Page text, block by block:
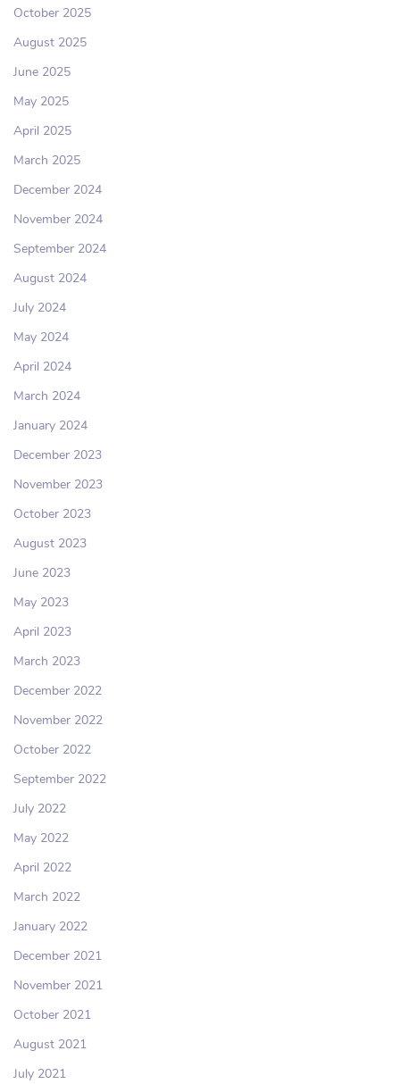
October 2025
August 2025
June 2025
May 2025
April 2025
March 2025
December 2024
November 2024
September 2024
August 2024
July 2024
May 2024
April 2024
March 2024
January 2024
December 2023
November 2023
October 2023
August 2023
June 2023
May 2023
April 2023
March 2023
December 2022
November 2022
October 2022
September 2022
July 2022
May 2022
April 2022
March 2022
January 2022
December 2021
November 2021
October 2021
August 2021
July 2021